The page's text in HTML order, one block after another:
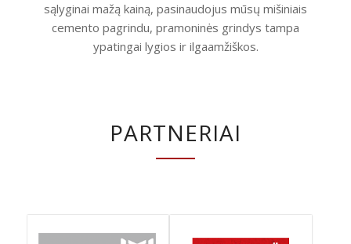
sąlyginai mažą kainą, pasinaudojus mūsų mišiniais
cemento pagrindu, pramoninės grindys tampa
ypatingai lygios ir ilgaamžiškos.
PARTNERIAI